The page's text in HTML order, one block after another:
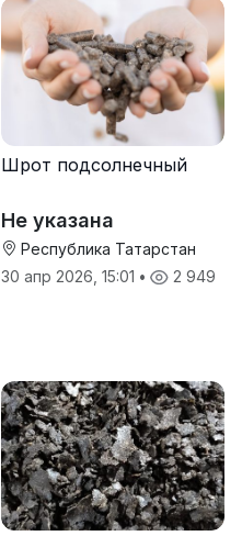
Шрот подсолнечный
Не указана
Республика Татарстан
30 апр 2026, 15:01 • 2 949